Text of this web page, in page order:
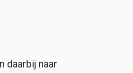
daarbij naar